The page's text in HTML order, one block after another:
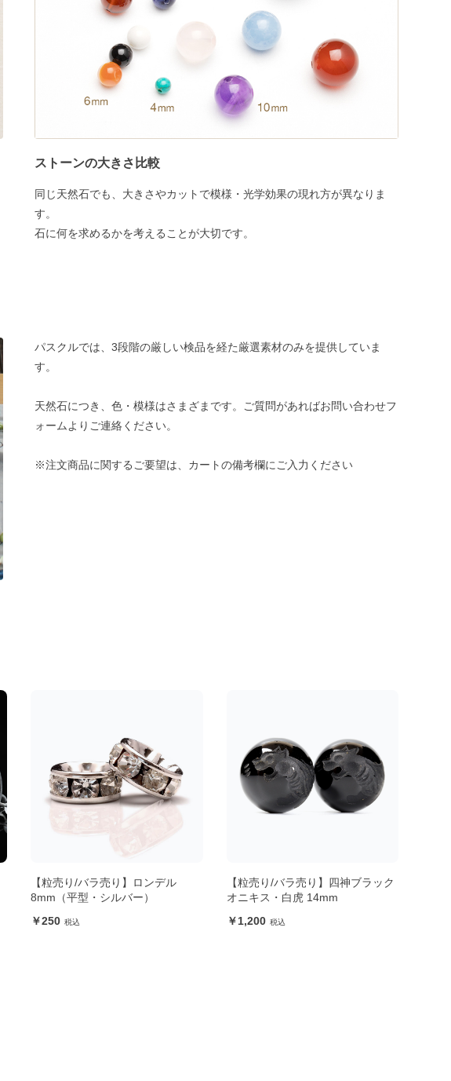
ストーンの大きさ比較
同じ天然石でも、大きさやカットで模様・光学効果の現れ方が異なりま
す。
石に何を求めるかを考えることが大切です。
パスクルでは、3段階の厳しい検品を経た厳選素材のみを提供していま
す。
天然石につき、色・模様はさまざまです。ご質問があればお問い合わせフ
ォームよりご連絡ください。
※注文商品に関するご要望は、カートの備考欄にご入力ください
【粒売り/バラ売り】ロンデル
8mm（平型・シルバー）
250
【粒売り/バラ売り】四神ブラック
オニキス・白虎 14mm
1,200